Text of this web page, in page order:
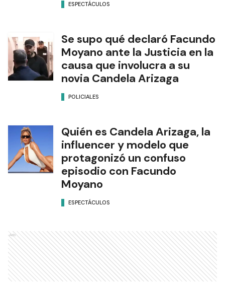
ESPECTÁCULOS
Se supo qué declaró Facundo
Moyano ante la Justicia en la
causa que involucra a su
novia Candela Arizaga
POLICIALES
Quién es Candela Arizaga, la
influencer y modelo que
protagonizó un confuso
episodio con Facundo
Moyano
ESPECTÁCULOS
Ads